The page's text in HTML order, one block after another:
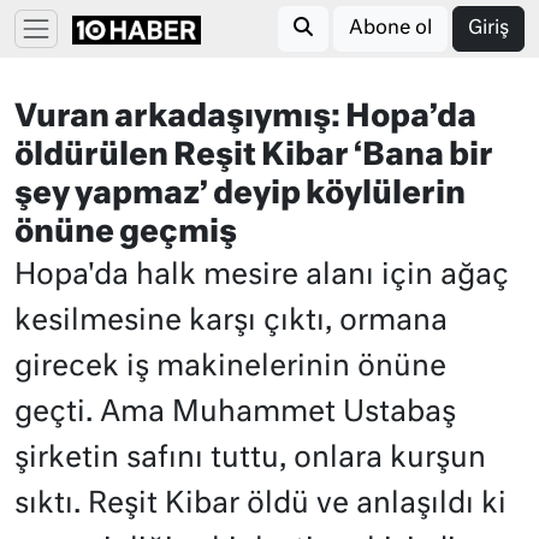
Abone ol Giriş
Vuran arkadaşıymış: Hopa’da
öldürülen Reşit Kibar ‘Bana bir
şey yapmaz’ deyip köylülerin
önüne geçmiş
Hopa'da halk mesire alanı için ağaç
kesilmesine karşı çıktı, ormana
girecek iş makinelerinin önüne
geçti. Ama Muhammet Ustabaş
şirketin safını tuttu, onlara kurşun
sıktı. Reşit Kibar öldü ve anlaşıldı ki